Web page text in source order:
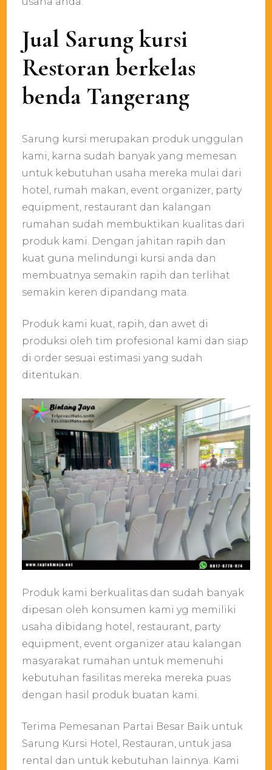
Jual Sarung kursi
Restoran berkelas
benda Tangerang
Sarung kursi merupakan produk unggulan
kami, karna sudah banyak yang memesan
untuk kebutuhan usaha mereka mulai dari
hotel, rumah makan, event organizer, party
equipment, restaurant dan kalangan
rumahan sudah membuktikan kualitas dari
produk kami. Dengan jahitan rapih dan
kuat guna melindungi kursi anda dan
membuatnya semakin rapih dan terlihat
semakin keren dipandang mata.
Produk kami kuat, rapih, dan awet di
produksi oleh tim profesional kami dan siap
di order sesuai estimasi yang sudah
ditentukan.
Produk kami berkualitas dan sudah banyak
dipesan oleh konsumen kami yg memiliki
usaha dibidang hotel, restaurant, party
equipment, event organizer atau kalangan
masyarakat rumahan untuk memenuhi
kebutuhan fasilitas mereka mereka puas
dengan hasil produk buatan kami.
Terima Pemesanan Partai Besar Baik untuk
Sarung Kursi Hotel, Restauran, untuk jasa
rental dan untuk kebutuhan lainnya. Kami